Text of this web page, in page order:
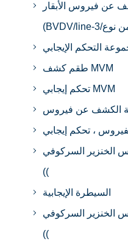
عن فيروس الأبقار
التحكم الإيجابي
طقم كشف MVM
تحكم إيجابي MVM
الكشف عن فيروس
، تحكم إيجابي
السركوفي
((
السيطرة الإيجابية
السركوفي
((